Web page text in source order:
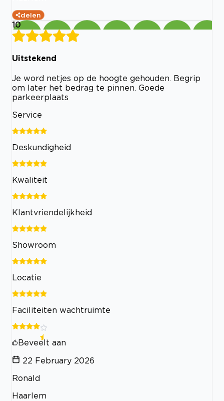
delen
10
Uitstekend
Je word netjes op de hoogte gehouden. Begrip
om later het bedrag te pinnen. Goede
parkeerplaats
Service
Deskundigheid
Kwaliteit
Klantvriendelijkheid
Showroom
Locatie
Faciliteiten wachtruimte
Beveelt aan
22 February 2026
Ronald
Haarlem